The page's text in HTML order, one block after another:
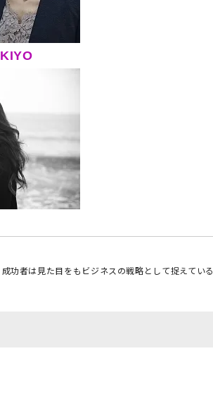
成功者は見た目をもビジネスの戦略として捉えている